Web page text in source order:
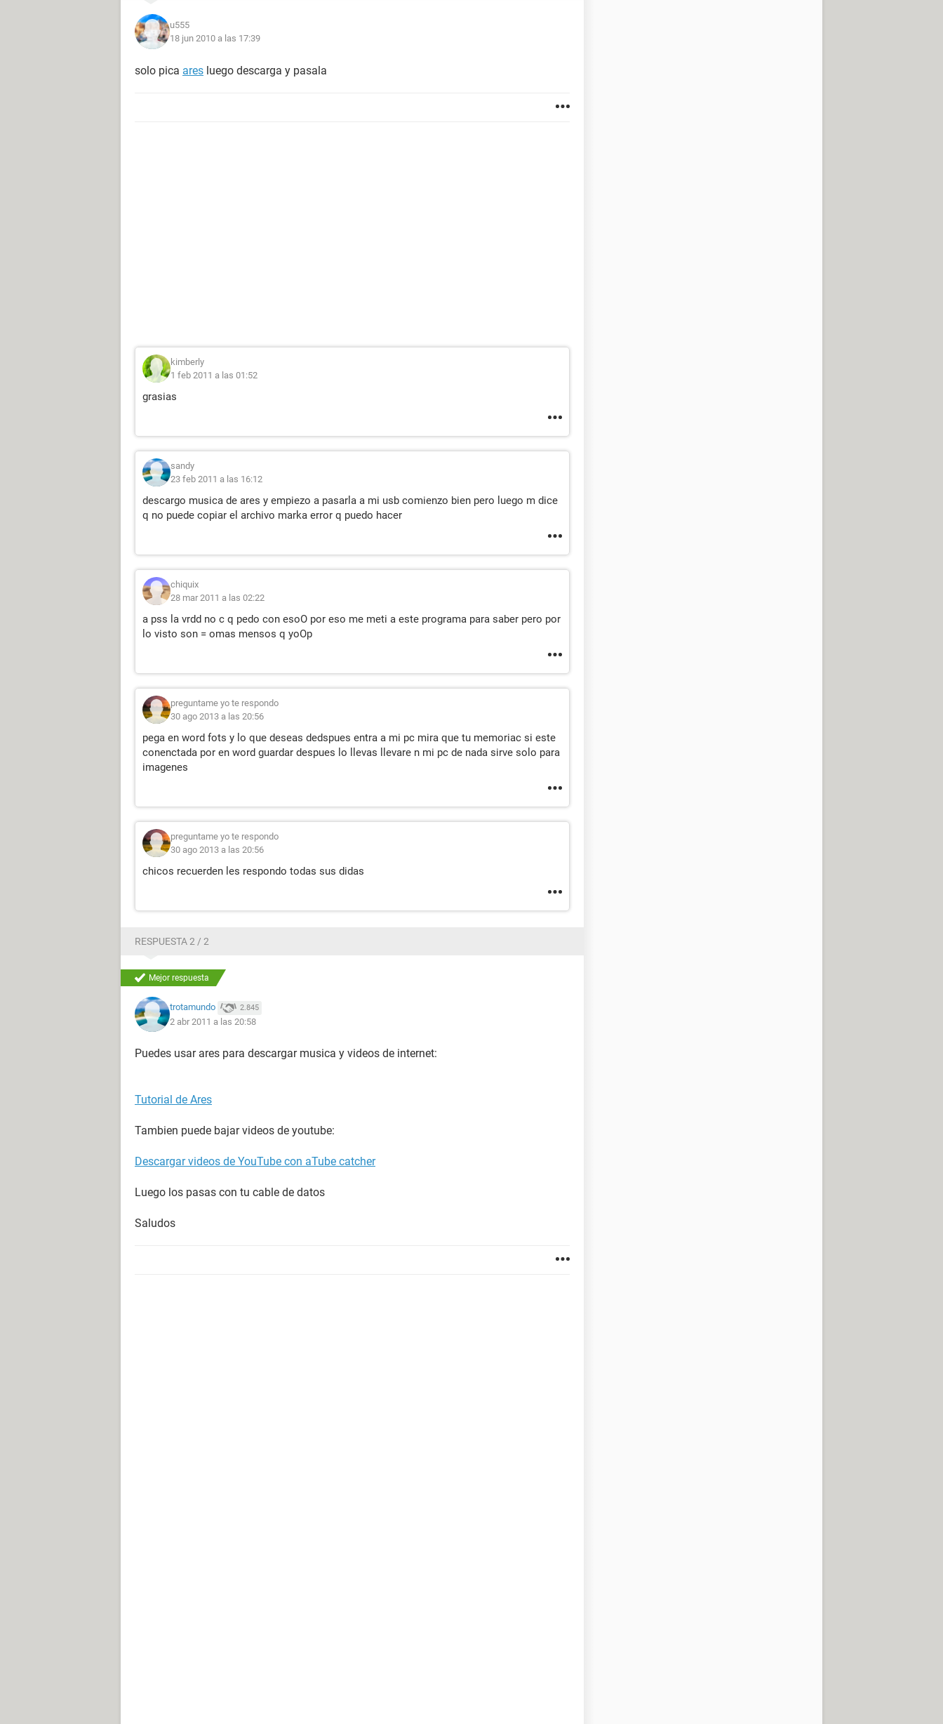
u555
18 jun 2010 a las 17:39
solo pica ares luego descarga y pasala
kimberly
1 feb 2011 a las 01:52
grasias
sandy
23 feb 2011 a las 16:12
descargo musica de ares y empiezo a pasarla a mi usb comienzo bien pero luego m dice
q no puede copiar el archivo marka error q puedo hacer
chiquix
28 mar 2011 a las 02:22
a pss la vrdd no c q pedo con esoO por eso me meti a este programa para saber pero por
lo visto son = omas mensos q yoOp
preguntame yo te respondo
30 ago 2013 a las 20:56
pega en word fots y lo que deseas dedspues entra a mi pc mira que tu memoriac si este
conenctada por en word guardar despues lo llevas llevare n mi pc de nada sirve solo para
imagenes
preguntame yo te respondo
30 ago 2013 a las 20:56
chicos recuerden les respondo todas sus didas
RESPUESTA 2 / 2
Mejor respuesta
trotamundo 2.845
2 abr 2011 a las 20:58
Puedes usar ares para descargar musica y videos de internet:
Tutorial de Ares
Tambien puede bajar videos de youtube:
Descargar videos de YouTube con aTube catcher
Luego los pasas con tu cable de datos
Saludos